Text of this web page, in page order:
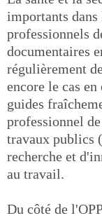
importants
professionnels
documentaires
régulièrement
encore le cas
guides
professionnel
travaux publics
recherche et
au travail.
Du côté de